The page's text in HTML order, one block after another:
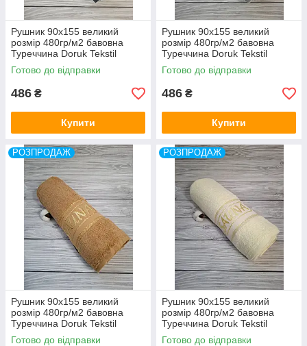
Рушник 90x155 великий
розмір 480гр/м2 бавовна
Туреччина Doruk Tekstil
Готово до відправки
486 ₴
Купити
Рушник 90x155 великий
розмір 480гр/м2 бавовна
Туреччина Doruk Tekstil
Готово до відправки
486 ₴
Купити
РОЗПРОДАЖ
Рушник 90x155 великий
розмір 480гр/м2 бавовна
Туреччина Doruk Tekstil
Готово до відправки
РОЗПРОДАЖ
Рушник 90x155 великий
розмір 480гр/м2 бавовна
Туреччина Doruk Tekstil
Готово до відправки